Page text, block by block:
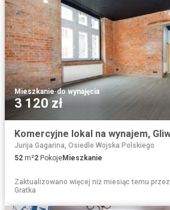
Mieszkanie·do wynajęcia
3 120 zł
Jurija Gagarina, Osiedle Wojska Polskiego
52 m²2 PokojeMieszkanie
Zaktualizowano więcej niż miesiąc temu przez
Gratka